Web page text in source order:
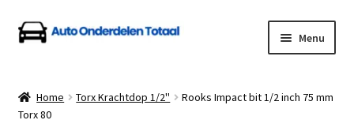
Ga
door
navigatie
Ga
naar
inhoud
Menu
Algemene Voorwaarden
Home Torx Krachtdop 1/2''
Rooks Impact bit 1/2 inch 75 mm
Torx 80